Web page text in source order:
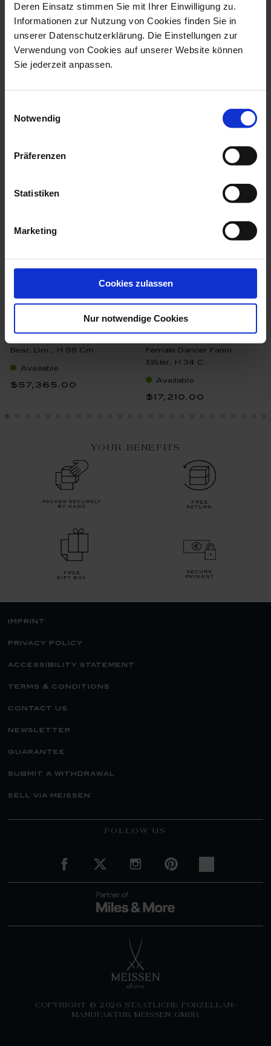
Deren Einsatz stimmen Sie mit Ihrer Einwilligung zu.
Informationen zur Nutzung von Cookies finden Sie in
unserer Datenschutzerklärung. Die Einstellungen zur
Verwendung von Cookies auf unserer Website können
Sie jederzeit anpassen.
Notwendig
Präferenzen
Statistiken
Marketing
Cookies zulassen
Nur notwendige Cookies
Element Vase Air, Lim.
exclusive collection collection
Bear, Lim., H 56 Cm
Available
$57,365.00
Female Dancer Fanni
Elßler, H 34 C...
Available
$17,210.00
YOUR BENEFITS
packed securely
by hand
free
return
free
gift box
secure
payment
imprint
privacy policy
accessibility statement
terms & conditions
contact us
newsletter
guarantee
submit a withdrawal
sell via meissen
FOLLOW US
COPYRIGHT © 2026 STAATLICHE PORZELLAN-
MANUFAKTUR MEISSEN GMBH